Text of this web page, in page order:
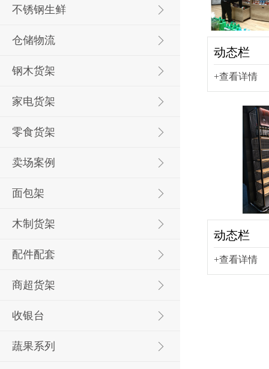
不锈钢生鲜
仓储物流
钢木货架
家电货架
零食货架
卖场案例
面包架
木制货架
配件配套
商超货架
收银台
蔬果系列
动态栏
+查看详情
动态栏
+查看详情